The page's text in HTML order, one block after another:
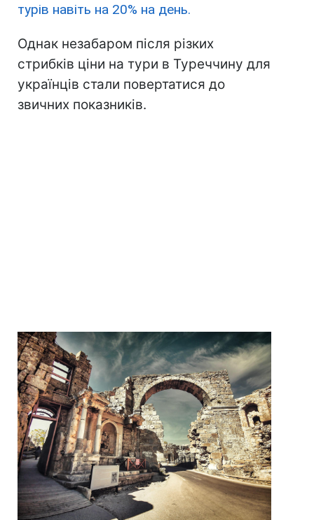
турів навіть на 20% на день.
Однак незабаром після різких
стрибків ціни на тури в Туреччину для
українців стали повертатися до
звичних показників.